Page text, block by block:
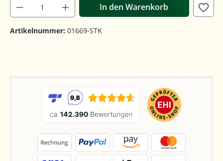
In den Warenkorb
Artikelnummer: 01669-STK